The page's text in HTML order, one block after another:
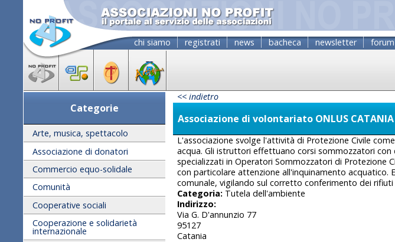
chi siamo registrati news bacheca newsletter forum
Categorie
Arte, musica, spettacolo
Associazione di donatori
Commercio equo-solidale
Comunità
Cooperative sociali
Cooperazione e solidarietà
internazionale
<< indietro
Associazione di volontariato ONLUS CATANIA
L'associazione svolge l'attività di Protezione Civile
acqua. Gli istruttori effettuano corsi sommozzatori
specializzati in Operatori Sommozzatori di Protezione
con particolare attenzione all'inquinamento
comunale, vigilando sul corretto conferimento dei rifiuti
Categoria: Tutela dell'ambiente
Indirizzo:
Via G. D'annunzio 77
95127
Catania